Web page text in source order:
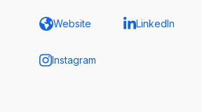
Website LinkedIn
Instagram